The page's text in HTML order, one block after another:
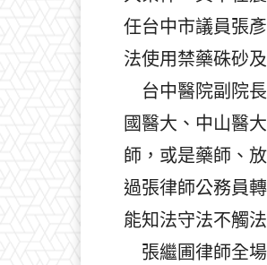
任台中市議員張
法使用禁藥硃砂
台中醫院副院
國醫大、中山醫
師，或是藥師、
過張律師公務員
能知法守法不觸法
張繼圃律師全